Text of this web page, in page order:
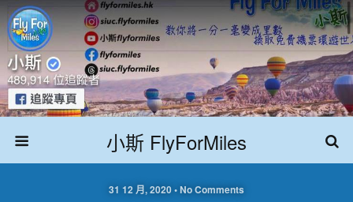
小斯 FlyForMiles
31 12 月, 2020 • No Comments